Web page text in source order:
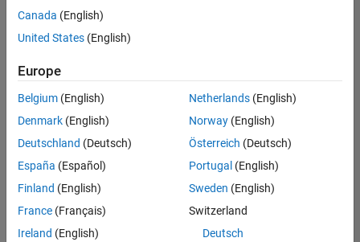
aucune
offre
d'emploi
correspondant
à vos
critères
de
recherche.
Vous
pouvez
élargir
votre
recherche
Canada (English)
United States (English)
Europe
Belgium (English)
Denmark (English)
Deutschland (Deutsch)
España (Español)
Finland (English)
France (Français)
Ireland (English)
Netherlands(English)
Norway(English)
Österreich (Deutsch)
Portugal (English)
Sweden (English)
Switzerland
Deutsch